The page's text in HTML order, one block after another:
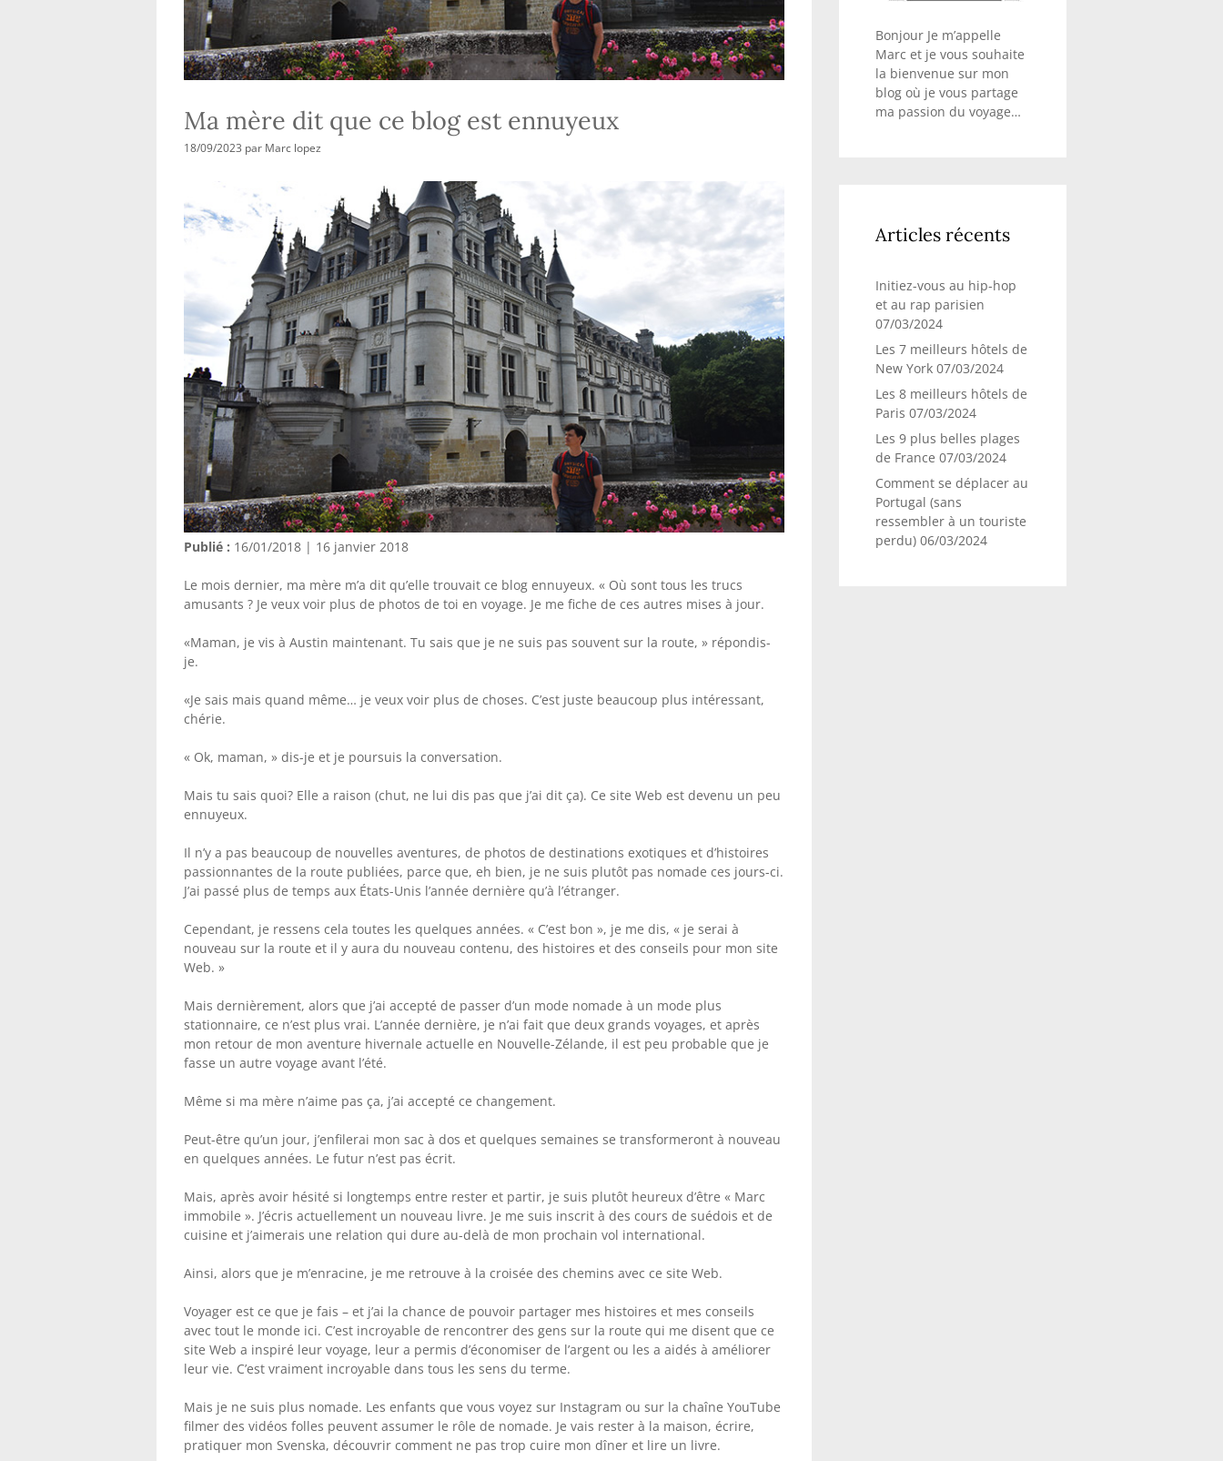
Ma mère dit que ce blog est ennuyeux
18/09/2023 par Marc lopez
Publié : 16/01/2018 | 16 janvier 2018
Le mois dernier, ma mère m’a dit qu’elle trouvait ce blog ennuyeux. « Où sont tous les trucs
amusants ? Je veux voir plus de photos de toi en voyage. Je me fiche de ces autres mises à jour.
«Maman, je vis à Austin maintenant. Tu sais que je ne suis pas souvent sur la route, » répondis-
je.
«Je sais mais quand même… je veux voir plus de choses. C’est juste beaucoup plus intéressant,
chérie.
« Ok, maman, » dis-je et je poursuis la conversation.
Mais tu sais quoi? Elle a raison (chut, ne lui dis pas que j’ai dit ça). Ce site Web est devenu un peu
ennuyeux.
Il n’y a pas beaucoup de nouvelles aventures, de photos de destinations exotiques et d’histoires
passionnantes de la route publiées, parce que, eh bien, je ne suis plutôt pas nomade ces jours-ci.
J’ai passé plus de temps aux États-Unis l’année dernière qu’à l’étranger.
Cependant, je ressens cela toutes les quelques années. « C’est bon », je me dis, « je serai à
nouveau sur la route et il y aura du nouveau contenu, des histoires et des conseils pour mon site
Web. »
Mais dernièrement, alors que j’ai accepté de passer d’un mode nomade à un mode plus
stationnaire, ce n’est plus vrai. L’année dernière, je n’ai fait que deux grands voyages, et après
mon retour de mon aventure hivernale actuelle en Nouvelle-Zélande, il est peu probable que je
fasse un autre voyage avant l’été.
Même si ma mère n’aime pas ça, j’ai accepté ce changement.
Peut-être qu’un jour, j’enfilerai mon sac à dos et quelques semaines se transformeront à nouveau
en quelques années. Le futur n’est pas écrit.
Mais, après avoir hésité si longtemps entre rester et partir, je suis plutôt heureux d’être « Marc
immobile ». J’écris actuellement un nouveau livre. Je me suis inscrit à des cours de suédois et de
cuisine et j’aimerais une relation qui dure au-delà de mon prochain vol international.
Ainsi, alors que je m’enracine, je me retrouve à la croisée des chemins avec ce site Web.
Voyager est ce que je fais – et j’ai la chance de pouvoir partager mes histoires et mes conseils
avec tout le monde ici. C’est incroyable de rencontrer des gens sur la route qui me disent que ce
site Web a inspiré leur voyage, leur a permis d’économiser de l’argent ou les a aidés à améliorer
leur vie. C’est vraiment incroyable dans tous les sens du terme.
Mais je ne suis plus nomade. Les enfants que vous voyez sur Instagram ou sur la chaîne YouTube
filmer des vidéos folles peuvent assumer le rôle de nomade. Je vais rester à la maison, écrire,
pratiquer mon Svenska, découvrir comment ne pas trop cuire mon dîner et lire un livre.
Bonjour Je m’appelle
Marc et je vous souhaite
la bienvenue sur mon
blog où je vous partage
ma passion du voyage…
Articles récents
Initiez-vous au hip-hop
et au rap parisien
07/03/2024
Les 7 meilleurs hôtels de
New York 07/03/2024
Les 8 meilleurs hôtels de
Paris 07/03/2024
Les 9 plus belles plages
de France 07/03/2024
Comment se déplacer au
Portugal (sans
ressembler à un touriste
perdu) 06/03/2024